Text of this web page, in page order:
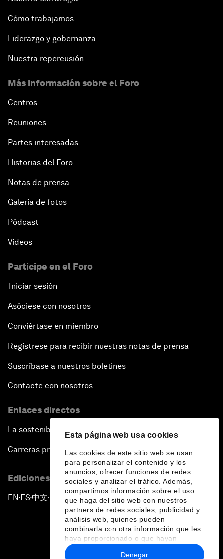
Esta página web usa cookies
Las cookies de este sitio web se usan
para personalizar el contenido y los
anuncios, ofrecer funciones de redes
sociales y analizar el tráfico. Además,
compartimos información sobre el uso
que haga del sitio web con nuestros
partners de redes sociales, publicidad y
análisis web, quienes pueden
combinarla con otra información que les
haya proporcionado o que hayan
recopilado a partir del uso que haya
hecho de sus servicios.
Denegar
Cómo trabajamos
Liderazgo y gobernanza
Nuestra repercusión
Más información sobre el Foro
Centros
Reuniones
Partes interesadas
Historias del Foro
Notas de prensa
Galería de fotos
Pódcast
Vídeos
Participe en el Foro
Iniciar sesión
Asóciese con nosotros
Conviértase en miembro
Regístrese para recibir nuestras notas de prensa
Suscríbase a nuestros boletines
Contacte con nosotros
Enlaces directos
La sostenibilidad en el Foro
Carreras profesionales
Ediciones en otros idiomas
EN ▪ES▪中文▪ 日本語